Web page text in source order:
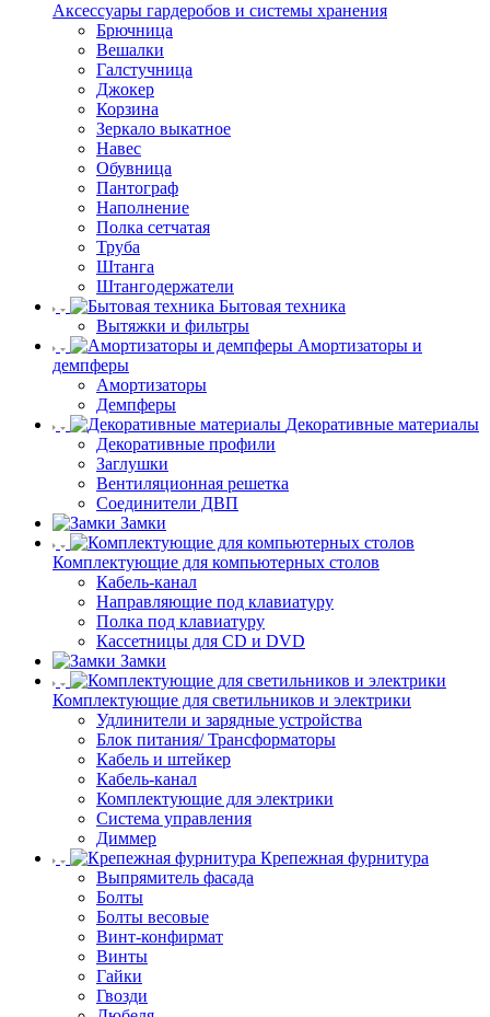
Аксессуары гардеробов и системы хранения
Брючница
Вешалки
Галстучница
Джокер
Корзина
Зеркало выкатное
Навес
Обувница
Пантограф
Наполнение
Полка сетчатая
Труба
Штанга
Штангодержатели
Бытовая техника
Вытяжки и фильтры
Амортизаторы и
демпферы
Амортизаторы
Демпферы
Декоративные материалы
Декоративные профили
Заглушки
Вентиляционная решетка
Соединители ДВП
Замки
Комплектующие для компьютерных столов
Кабель-канал
Направляющие под клавиатуру
Полка под клавиатуру
Кассетницы для CD и DVD
Замки
Комплектующие для светильников и электрики
Удлинители и зарядные устройства
Блок питания/ Трансформаторы
Кабель и штейкер
Кабель-канал
Комплектующие для электрики
Система управления
Диммер
Крепежная фурнитура
Выпрямитель фасада
Болты
Болты весовые
Винт-конфирмат
Винты
Гайки
Гвозди